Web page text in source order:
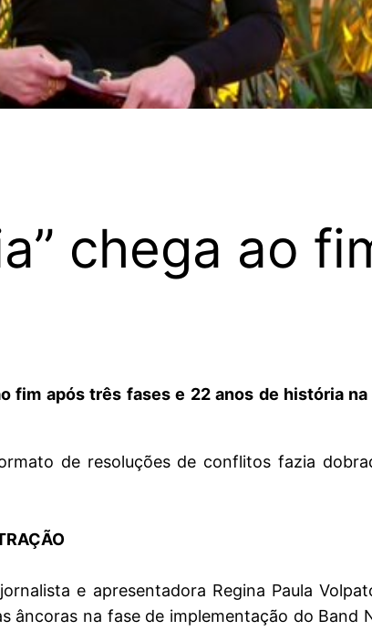
chega ao
fim após três fases e 22 anos de história
de resoluções de conflitos fazia
e apresentadora Regina Paula
na fase de implementação do Band